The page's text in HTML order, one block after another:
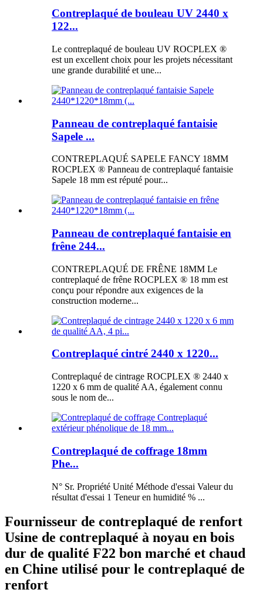
Contreplaqué de bouleau UV 2440 x
122...
Le contreplaqué de bouleau UV ROCPLEX ®
est un excellent choix pour les projets nécessitant
une grande durabilité et une...
Panneau de contreplaqué fantaisie
Sapele ...
CONTREPLAQUÉ SAPELE FANCY 18MM
ROCPLEX ® Panneau de contreplaqué fantaisie
Sapele 18 mm est réputé pour...
Panneau de contreplaqué fantaisie en
frêne 244...
CONTREPLAQUÉ DE FRÊNE 18MM Le
contreplaqué de frêne ROCPLEX ® 18 mm est
conçu pour répondre aux exigences de la
construction moderne...
Contreplaqué cintré 2440 x 1220...
Contreplaqué de cintrage ROCPLEX ® 2440 x
1220 x 6 mm de qualité AA, également connu
sous le nom de...
Contreplaqué de coffrage 18mm
Phe...
N° Sr. Propriété Unité Méthode d'essai Valeur du
résultat d'essai 1 Teneur en humidité % ...
Fournisseur de contreplaqué de renfort
Usine de contreplaqué à noyau en bois
dur de qualité F22 bon marché et chaud
en Chine utilisé pour le contreplaqué de
renfort